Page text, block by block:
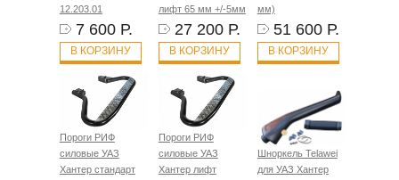
12.203.01
7 600 Р.
В КОРЗИНУ
лифт 65 мм +/-5мм
27 200 Р.
В КОРЗИНУ
мм)
51 600 Р.
В КОРЗИНУ
Пороги РИФ
силовые УАЗ
Хантер стандарт
Пороги РИФ
силовые УАЗ
Хантер лифт
Шноркель Telawei
для УАЗ Хантер